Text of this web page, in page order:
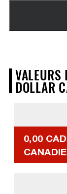
VALEURS
DOLLAR
0,00